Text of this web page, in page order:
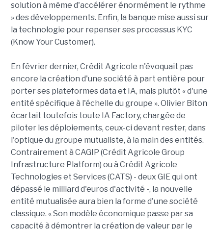
solution à même d'accélérer énormément le rythme
» des développements. Enfin, la banque mise aussi sur
la technologie pour repenser ses processus KYC
(Know Your Customer).
En février dernier, Crédit Agricole n'évoquait pas
encore la création d'une société à part entière pour
porter ses plateformes data et IA, mais plutôt « d'une
entité spécifique à l'échelle du groupe ». Olivier Biton
écartait toutefois toute IA Factory, chargée de
piloter les déploiements, ceux-ci devant rester, dans
l'optique du groupe mutualiste, à la main des entités.
Contrairement à CAGIP (Crédit Agricole Group
Infrastructure Platform) ou à Crédit Agricole
Technologies et Services (CATS) - deux GIE qui ont
dépassé le milliard d'euros d'activité -, la nouvelle
entité mutualisée aura bien la forme d'une société
classique. « Son modèle économique passe par sa
capacité à démontrer la création de valeur par le